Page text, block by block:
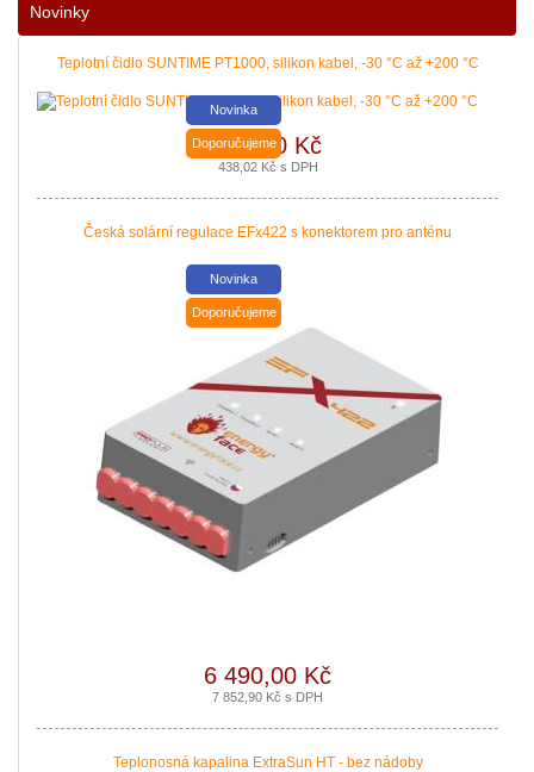
Nová zelená úsporám a Kotlíkové dotace snadno s PROPULS SOLAR.
Podávání žádostí o poslední Kotlíkové dotace v Královéhradeckém
Novinky
Teplotní čidlo SUNTIME PT1000, silikon kabel, -30 °C až +200 °C
Novinka
Doporučujeme
362,00 Kč
438,02 Kč s DPH
Česká solární regulace EFx422 s konektorem pro anténu
Novinka
Doporučujeme
6 490,00 Kč
7 852,90 Kč s DPH
Teplonosná kapalina ExtraSun HT - bez nádoby